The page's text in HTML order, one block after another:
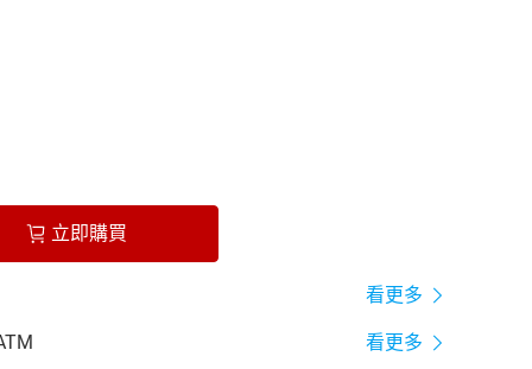
立即購買
看更多
看更多